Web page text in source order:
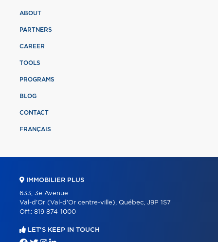
ABOUT
PARTNERS
CAREER
TOOLS
PROGRAMS
BLOG
CONTACT
FRANÇAIS
IMMOBILIER PLUS
633, 3e Avenue
Val-d'Or (Val-d'Or centre-ville), Québec, J9P 1S7
Off.: 819 874-1000
LET'S KEEP IN TOUCH